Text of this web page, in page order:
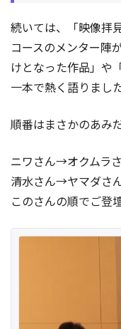
続いては、「映像拝
コースのメンター陣
けとなった作品」や
一本で熱く語りました
順番はまさかのあみ
ニワさん→オクムラ
清水さん→ヤマダさ
このさんの順でご登壇